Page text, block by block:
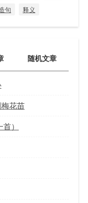
句 释义
随机文章
花苗
）